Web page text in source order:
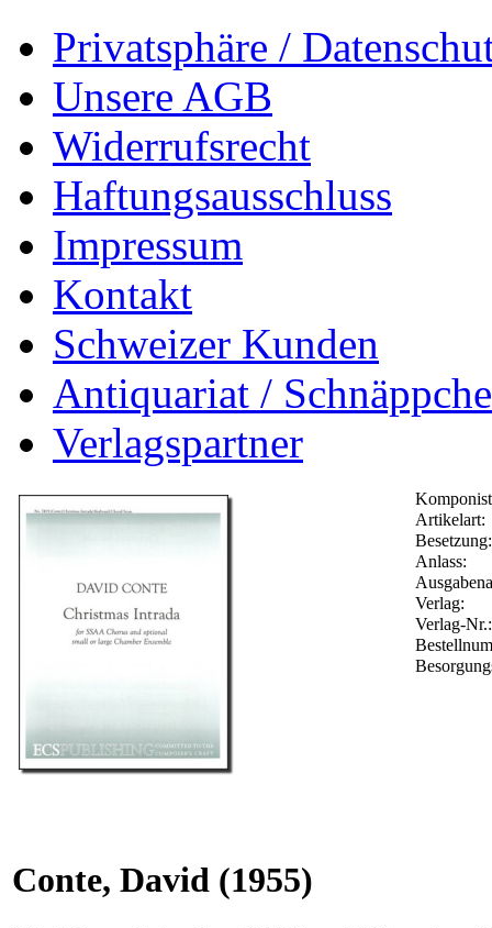
Privatsphäre /
Unsere AGB
Widerrufsrecht
Haftungsausschluss
Impressum
Kontakt
Schweizer Kunden
Antiquariat /
Verlagspartner
Artikelart:
Besetzung:
Anlass:
Verlag:
Verlag-
Conte, David (1955)